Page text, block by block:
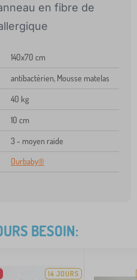
en fibre de
140x70 cm
antibactérien, Mousse matelas
40 kg
10 cm
3 - moyen raide
Ourbaby®
BESOIN:
14 JOURS